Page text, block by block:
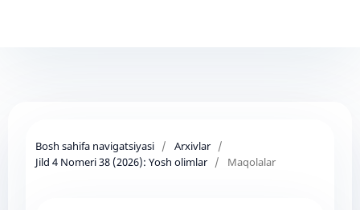
Bosh sahifa navigatsiyasi / Arxivlar /
Jild 4 Nomeri 38 (2026): Yosh olimlar / Maqolalar